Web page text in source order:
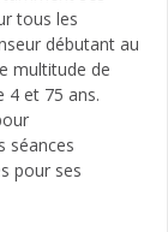
tous les
débutant au
multitude de
4 et 75 ans.
séances
pour ses